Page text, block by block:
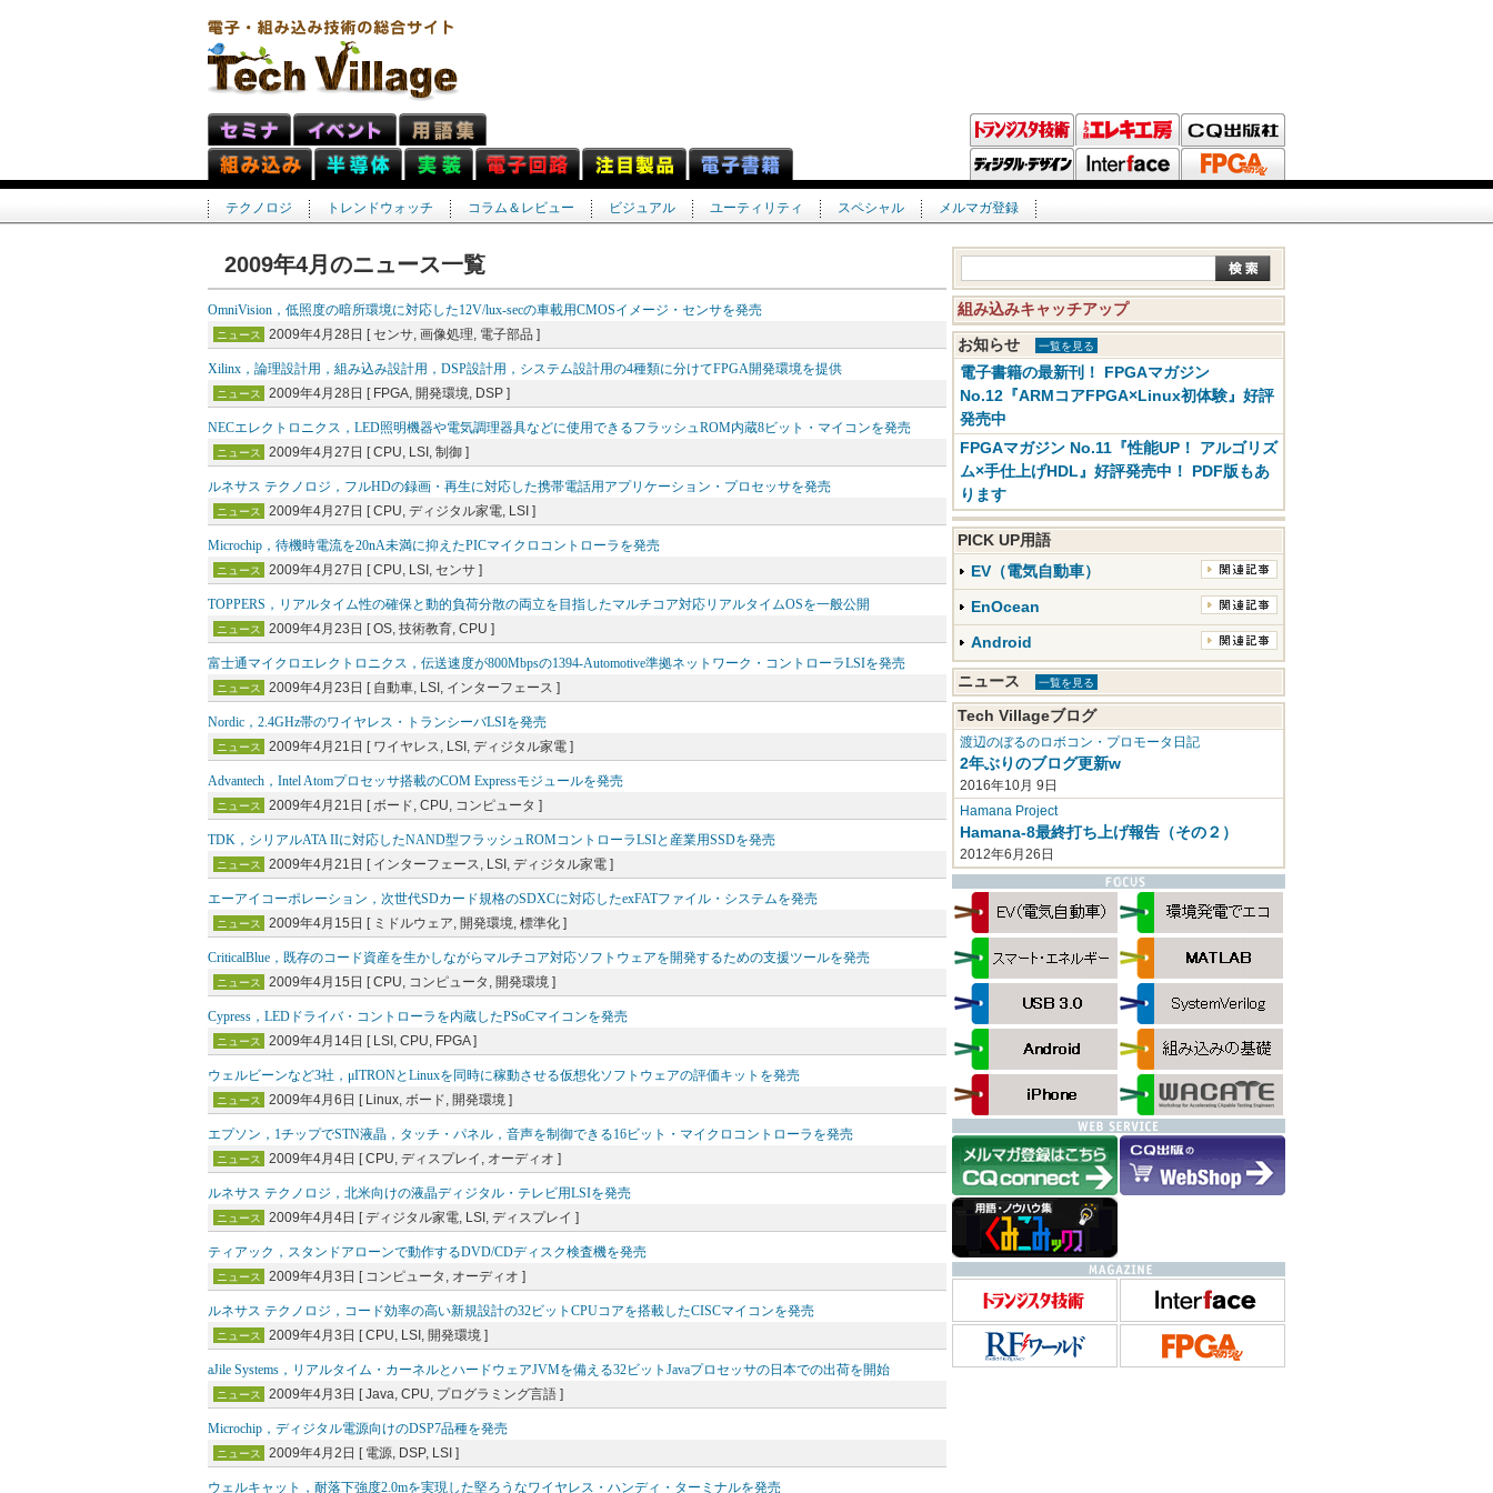
テクノロジ トレンドウォッチ コラム＆レビュー ビジュアル ユーティリティ スペシャル メルマガ登録
2009年4月のニュース一覧
OmniVision，低照度の暗所環境に対応した12V/lux-secの車載用CMOSイメージ・センサを発売
ニュース 2009年4月28日 [ センサ, 画像処理, 電子部品 ]
Xilinx，論理設計用，組み込み設計用，DSP設計用，システム設計用の4種類に分けてFPGA開発環境を提供
ニュース 2009年4月28日 [ FPGA, 開発環境, DSP ]
NECエレクトロニクス，LED照明機器や電気調理器具などに使用できるフラッシュROM内蔵8ビット・マイコンを発売
ニュース 2009年4月27日 [ CPU, LSI, 制御 ]
ルネサス テクノロジ，フルHDの録画・再生に対応した携帯電話用アプリケーション・プロセッサを発売
ニュース 2009年4月27日 [ CPU, ディジタル家電, LSI ]
Microchip，待機時電流を20nA未満に抑えたPICマイクロコントローラを発売
ニュース 2009年4月27日 [ CPU, LSI, センサ ]
TOPPERS，リアルタイム性の確保と動的負荷分散の両立を目指したマルチコア対応リアルタイムOSを一般公開
ニュース 2009年4月23日 [ OS, 技術教育, CPU ]
富士通マイクロエレクトロニクス，伝送速度が800Mbpsの1394-Automotive準拠ネットワーク・コントローラLSIを発売
ニュース 2009年4月23日 [ 自動車, LSI, インターフェース ]
Nordic，2.4GHz帯のワイヤレス・トランシーバLSIを発売
ニュース 2009年4月21日 [ ワイヤレス, LSI, ディジタル家電 ]
Advantech，Intel Atomプロセッサ搭載のCOM Expressモジュールを発売
ニュース 2009年4月21日 [ ボード, CPU, コンピュータ ]
TDK，シリアルATA IIに対応したNAND型フラッシュROMコントローラLSIと産業用SSDを発売
ニュース 2009年4月21日 [ インターフェース, LSI, ディジタル家電 ]
エーアイコーポレーション，次世代SDカード規格のSDXCに対応したexFATファイル・システムを発売
ニュース 2009年4月15日 [ ミドルウェア, 開発環境, 標準化 ]
CriticalBlue，既存のコード資産を生かしながらマルチコア対応ソフトウェアを開発するための支援ツールを発売
ニュース 2009年4月15日 [ CPU, コンピュータ, 開発環境 ]
Cypress，LEDドライバ・コントローラを内蔵したPSoCマイコンを発売
ニュース 2009年4月14日 [ LSI, CPU, FPGA ]
ウェルビーンなど3社，μITRONとLinuxを同時に稼動させる仮想化ソフトウェアの評価キットを発売
ニュース 2009年4月6日 [ Linux, ボード, 開発環境 ]
エプソン，1チップでSTN液晶，タッチ・パネル，音声を制御できる16ビット・マイクロコントローラを発売
ニュース 2009年4月4日 [ CPU, ディスプレイ, オーディオ ]
ルネサス テクノロジ，北米向けの液晶ディジタル・テレビ用LSIを発売
ニュース 2009年4月4日 [ ディジタル家電, LSI, ディスプレイ ]
ティアック，スタンドアローンで動作するDVD/CDディスク検査機を発売
ニュース 2009年4月3日 [ コンピュータ, オーディオ ]
ルネサス テクノロジ，コード効率の高い新規設計の32ビットCPUコアを搭載したCISCマイコンを発売
ニュース 2009年4月3日 [ CPU, LSI, 開発環境 ]
aJile Systems，リアルタイム・カーネルとハードウェアJVMを備える32ビットJavaプロセッサの日本での出荷を開始
ニュース 2009年4月3日 [ Java, CPU, プログラミング言語 ]
Microchip，ディジタル電源向けのDSP7品種を発売
ニュース 2009年4月2日 [ 電源, DSP, LSI ]
ウェルキャット，耐落下強度2.0mを実現した堅ろうなワイヤレス・ハンディ・ターミナルを発売
組み込みキャッチアップ
お知らせ 一覧を見る
電子書籍の最新刊！ FPGAマガジン
No.12『ARMコアFPGA×Linux初体験』好評
発売中
FPGAマガジン No.11『性能UP！ アルゴリズ
ム×手仕上げHDL』好評発売中！ PDF版もあ
ります
PICK UP用語
EV（電気自動車）
EnOcean
Android
ニュース 一覧を見る
Tech Villageブログ
渡辺のぼるのロボコン・プロモータ日記
2年ぶりのブログ更新w
2016年10月 9日
Hamana Project
Hamana-8最終打ち上げ報告（その２）
2012年6月26日